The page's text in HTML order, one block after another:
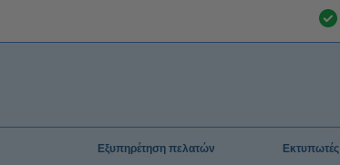
Εξυπηρέτηση πελατών
Εκτυπωτές